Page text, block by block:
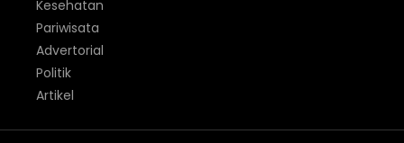
Kesehatan
Pariwisata
Advertorial
Politik
Artikel